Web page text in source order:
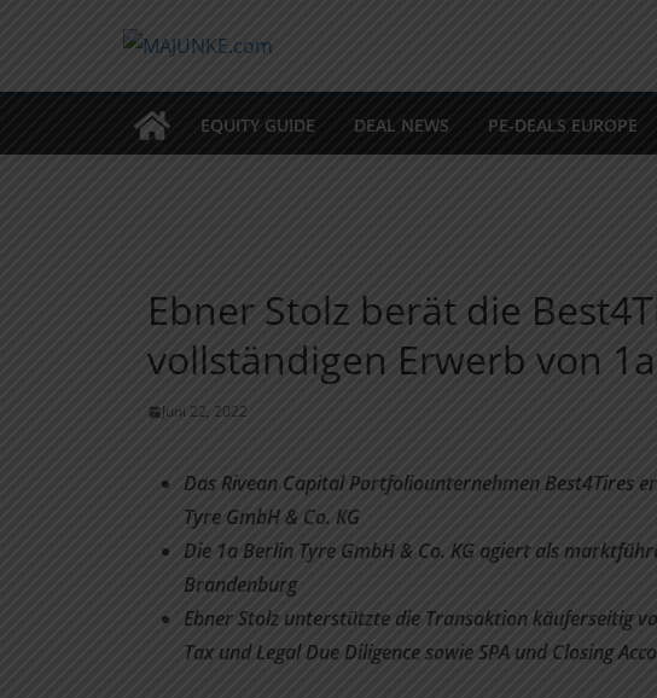
EQUITY GUIDE DEAL NEWS PE-DEALS EUROPE
Ebner Stolz berät die
vollständigen Erwerb von
Juni 22, 2022
Das Rivean Capital Portfoliounternehmen Best4Tires
Tyre GmbH & Co. KG
Die 1a Berlin Tyre GmbH & Co. KG agiert als
Brandenburg
Ebner Stolz unterstützte die Transaktion käuferseitig
Tax und Legal Due Diligence sowie SPA und Closing